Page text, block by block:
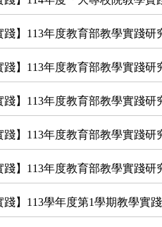
踐】113年度教育部教學實踐
踐】113年度教育部教學實踐
踐】113年度教育部教學實踐
踐】113年度教育部教學實踐
踐】113年度教育部教學實踐
踐】113學年度第1學期教學實